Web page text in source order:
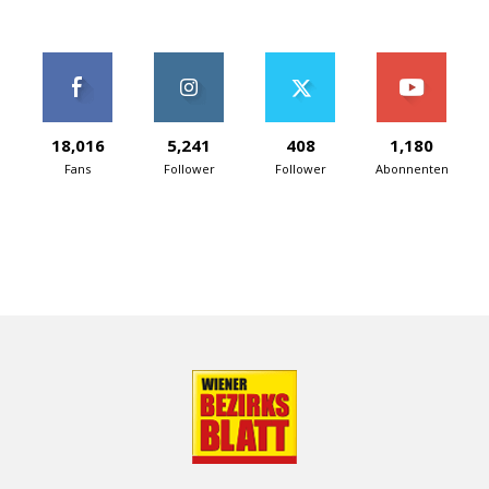
18,016
Fans
5,241
Follower
408
Follower
1,180
Abonnenten